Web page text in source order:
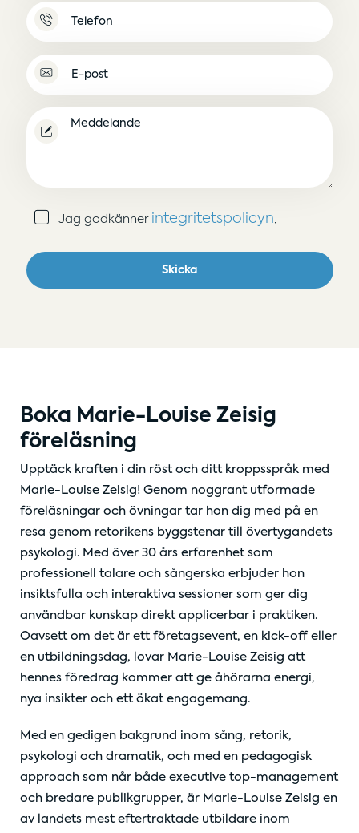
Namnlös
E-
post
(Obligatoriskt)
Meddelande
Samtycke
Jag godkänner integritetspolicyn.
Skicka
Boka Marie-Louise Zeisig
föreläsning
Upptäck kraften i din röst och ditt kroppsspråk med
Marie-Louise Zeisig! Genom noggrant utformade
föreläsningar och övningar tar hon dig med på en
resa genom retorikens byggstenar till övertygandets
psykologi. Med över 30 års erfarenhet som
professionell talare och sångerska erbjuder hon
insiktsfulla och interaktiva sessioner som ger dig
användbar kunskap direkt applicerbar i praktiken.
Oavsett om det är ett företagsevent, en kick-off eller
en utbildningsdag, lovar Marie-Louise Zeisig att
hennes föredrag kommer att ge åhörarna energi,
nya insikter och ett ökat engagemang.
Med en gedigen bakgrund inom sång, retorik,
psykologi och dramatik, och med en pedagogisk
approach som når både executive top-management
och bredare publikgrupper, är Marie-Louise Zeisig en
av landets mest eftertraktade utbildare inom